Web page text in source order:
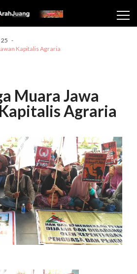
25
Kapitalis Agraria
Muara Jawa
Agraria